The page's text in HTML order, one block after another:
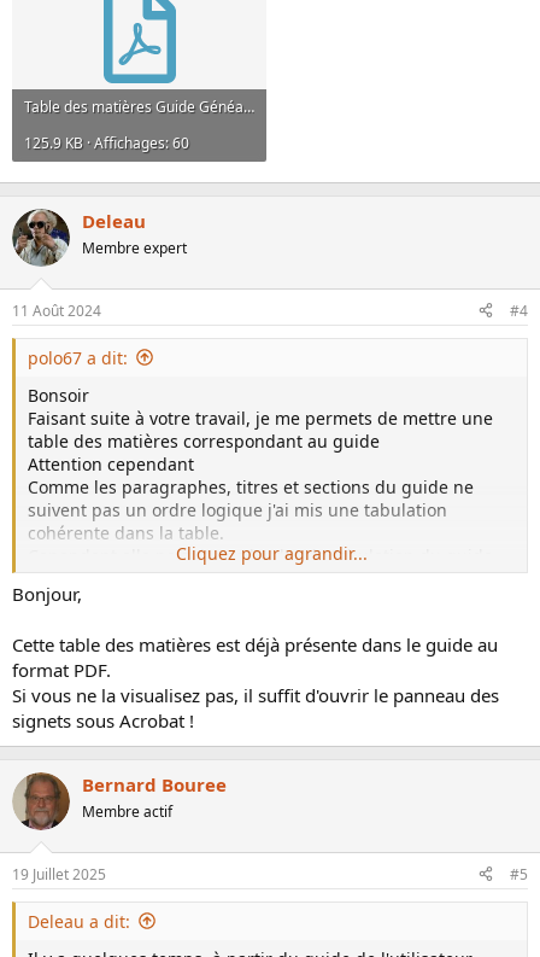
Table des matières Guide Généatique 2024.pdf
125.9 KB · Affichages: 60
Deleau
Membre expert
11 Août 2024 #4
polo67 a dit:
Bonsoir
Faisant suite à votre travail, je me permets de mettre une
table des matières correspondant au guide
Attention cependant
Comme les paragraphes, titres et sections du guide ne
suivent pas un ordre logique j'ai mis une tabulation
cohérente dans la table.
Cependant elle ne suit pas l'ordre de tabulation du guide
mais corresponds de toute manière aux paragraphes, titres
et sections.
Merci
Cliquez pour agrandir...
Bonjour,
Cette table des matières est déjà présente dans le guide au
format PDF.
Si vous ne la visualisez pas, il suffit d'ouvrir le panneau des
signets sous Acrobat !
Bernard Bouree
Membre actif
19 Juillet 2025 #5
Deleau a dit: